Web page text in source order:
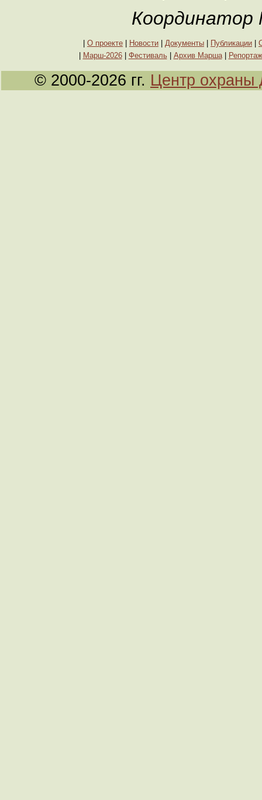
О проекте Новости Документы Публикации
Марш-2026| Фестиваль| Архив Марша|
© 2000-2026 гг. Центр охраны